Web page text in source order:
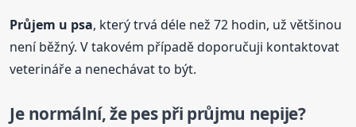
Průjem u psa, který trvá déle než 72 hodin, už většinou
není běžný. V takovém případě doporučuji kontaktovat
veterináře a nenechávat to být.
Je normální, že pes při průjmu nepije?